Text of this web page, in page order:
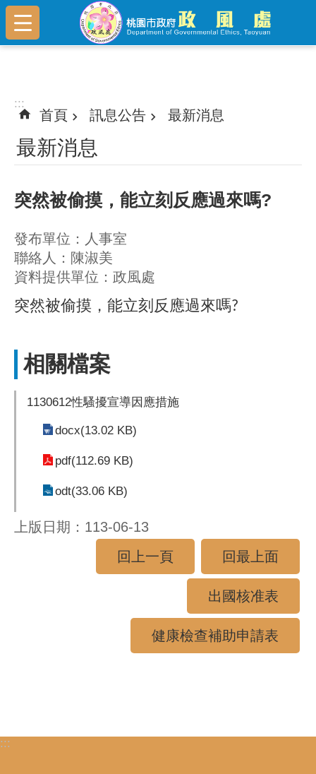
跳到主要內容區塊
:::
:::
首頁 訊息公告 最新消息
最新消息
突然被偷摸，能立刻反應過來嗎?
發布單位：人事室
聯絡人：陳淑美
資料提供單位：政風處
突然被偷摸，能立刻反應過來嗎?
相關檔案
1130612性騷擾宣導因應措施
docx(13.02 KB)
pdf(112.69 KB)
odt(33.06 KB)
上版日期：113-06-13
回上一頁
回最上面
出國核准表
健康檢查補助申請表
:::